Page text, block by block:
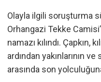
Olayla ilgili soruşturma
Orhangazi Tekke
namazı kılındı. Çapkın,
ardından yakınlarının
arasında son